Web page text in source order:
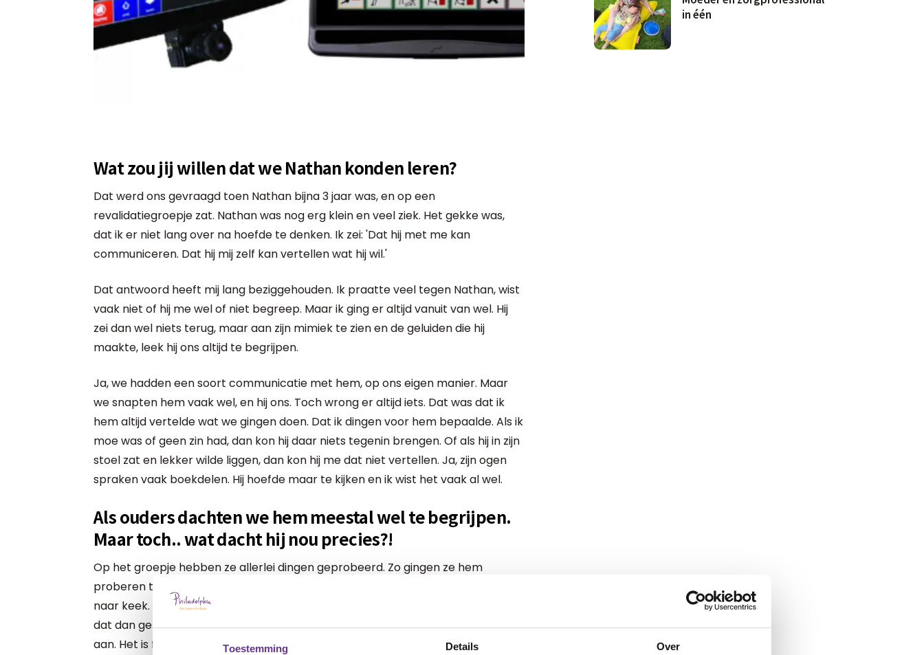
Toestemming Details Over
Wat zou jij willen dat we Nathan konden leren?
Dat werd ons gevraagd toen Nathan bijna 3 jaar was, en op een
revalidatiegroepje zat. Nathan was nog erg klein en veel ziek. Het gekke was,
dat ik er niet lang over na hoefde te denken. Ik zei: 'Dat hij met me kan
communiceren. Dat hij mij zelf kan vertellen wat hij wil.'
Dat antwoord heeft mij lang beziggehouden. Ik praatte veel tegen Nathan, wist
vaak niet of hij me wel of niet begreep. Maar ik ging er altijd vanuit van wel. Hij
zei dan wel niets terug, maar aan zijn mimiek te zien en de geluiden die hij
maakte, leek hij ons altijd te begrijpen.
Ja, we hadden een soort communicatie met hem, op ons eigen manier. Maar
we snapten hem vaak wel, en hij ons. Toch wrong er altijd iets. Dat was dat ik
hem altijd vertelde wat we gingen doen. Dat ik dingen voor hem bepaalde. Als ik
moe was of geen zin had, dan kon hij daar niets tegenin brengen. Of als hij in zijn
stoel zat en lekker wilde liggen, dan kon hij me dat niet vertellen. Ja, zijn ogen
spraken vaak boekdelen. Hij hoefde maar te kijken en ik wist het vaak al wel.
Als ouders dachten we hem meestal wel te begrijpen.
Maar toch.. wat dacht hij nou precies?!
Op het groepje hebben ze allerlei dingen geprobeerd. Zo gingen ze hem
proberen te leren kiezen. Dus twee dingen omhoog houden, en kijken waar hij
naar keek. En dat dan gaan doen als activiteit. Of twee knuffels voor houden, en
dat dan gebruiken als het liedje dat werd gezongen. Thuis haakten we daar op
aan. Het is fijn om hier begeleiding in te krijgen. Ik zei vaak: 'Ik ben ‘maar’
in één